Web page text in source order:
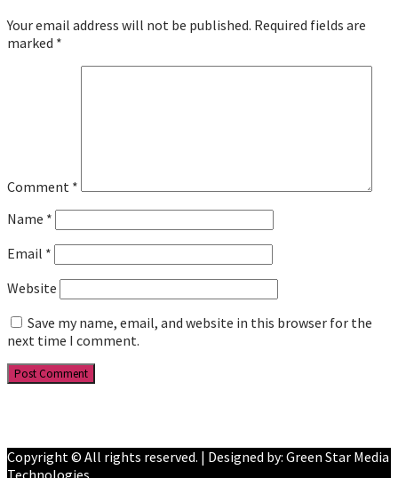
Your email address will not be published. Required fields are
marked *
Comment *
Name *
Email *
Website
Save my name, email, and website in this browser for the
next time I comment.
Copyright © All rights reserved. | Designed by: Green Star Media